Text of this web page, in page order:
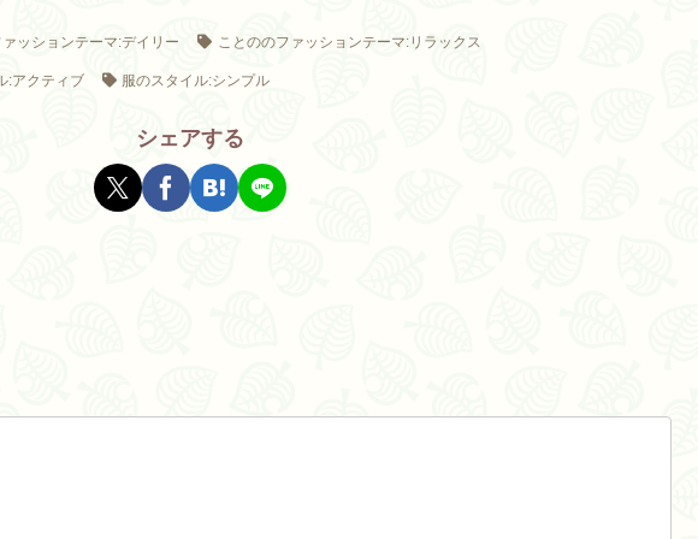
ッションテーマ:デイリー ことののファッションテーマ:リラックス
:アクティブ 服のスタイル:シンプル
シェアする